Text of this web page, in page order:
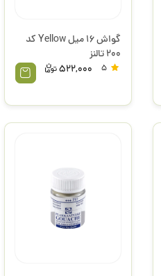
گواش 16 میل Yellow کد
200 تالنز
5
522,000